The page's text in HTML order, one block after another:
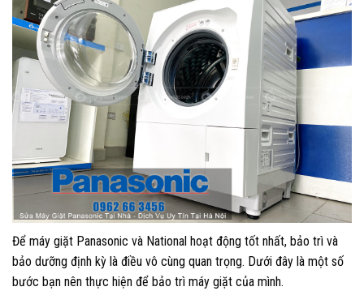
Để máy giặt Panasonic và National hoạt động tốt nhất, bảo trì và
bảo dưỡng định kỳ là điều vô cùng quan trọng. Dưới đây là một số
bước bạn nên thực hiện để bảo trì máy giặt của mình.